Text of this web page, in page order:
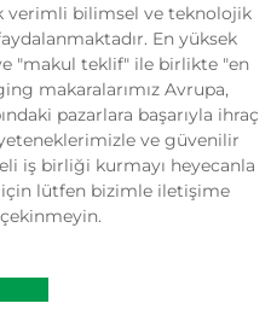
verimli bilimsel ve teknolojik
En yüksek
"makul teklif" ile birlikte "en
makaralarımız Avrupa,
pazarlara başarıyla ihraç
ve güvenilir
iş birliği kurmayı heyecanla
lütfen bizimle iletişime